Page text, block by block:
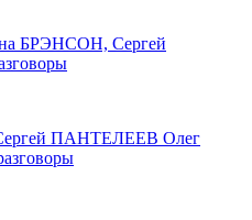
БРЭНСОН, Сергей
Сергей ПАНТЕЛЕЕВ Олег